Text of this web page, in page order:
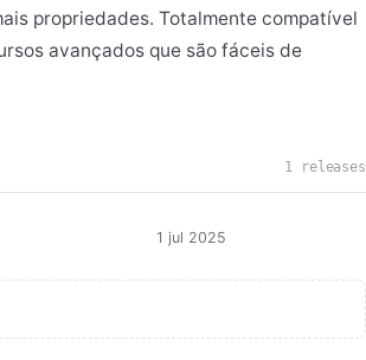
propriedades. Totalmente compatível
avançados que são fáceis de
1 releases
1 jul 2025